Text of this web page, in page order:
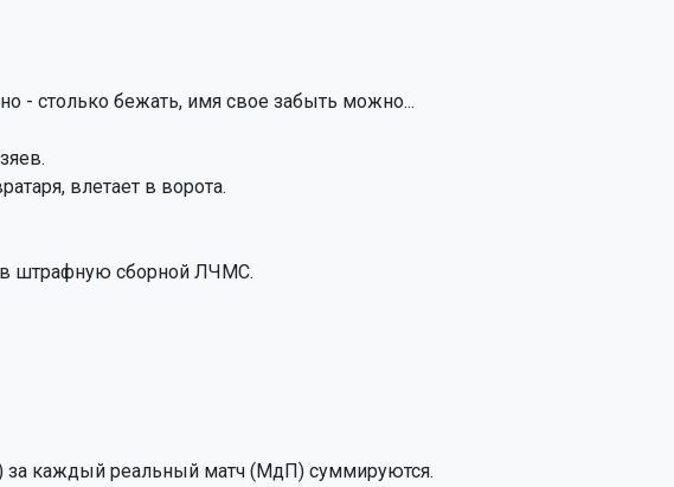
- столько бежать, имя свое забыть можно...
влетает в ворота.
в штрафную сборной ЛЧМС.
за каждый реальный матч (МдП) суммируются.